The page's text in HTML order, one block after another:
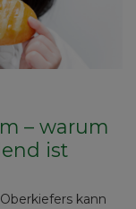
– warum
ist
kann